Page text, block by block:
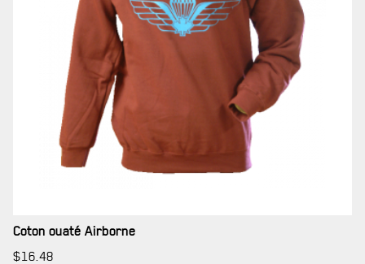
HÉBERGEMENT
Coton ouaté Airborne
$16.48